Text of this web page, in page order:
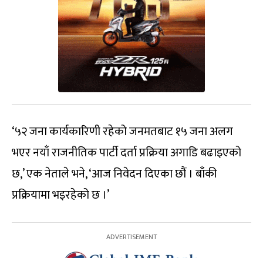
‘५२ जना कार्यकारिणी रहेको जनमतबाट १५ जना अलग
भएर नयाँ राजनीतिक पार्टी दर्ता प्रक्रिया अगाडि बढाइएको
छ,’ एक नेताले भने, ‘आज निवेदन दिएका छौं । बाँकी
प्रक्रियामा भइरहेको छ ।’